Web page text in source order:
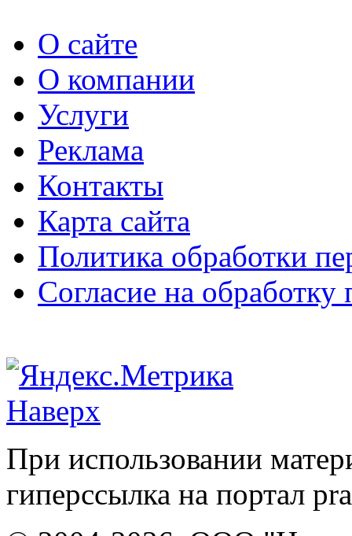
О сайте
О компании
Услуги
Реклама
Контакты
Карта сайта
Политика обработки
Согласие на
Наверх
При использовании
гиперссылка на портал